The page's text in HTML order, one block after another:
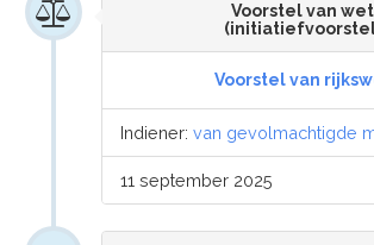
Voorstel van wet
Voorstel van
Indiener:van gevolmachtigde
11 september 2025